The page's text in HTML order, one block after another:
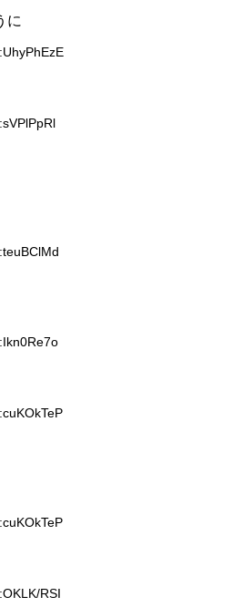
に
UhyPhEzE
sVPlPpRl
teuBClMd
Ikn0Re7o
cuKOkTeP
cuKOkTeP
OKLK/RSI